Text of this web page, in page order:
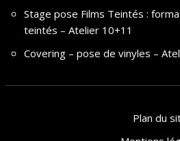
Stage pose Films Teintés :
teintés – Atelier 10+11
Covering – pose de vinyles –
Plan du